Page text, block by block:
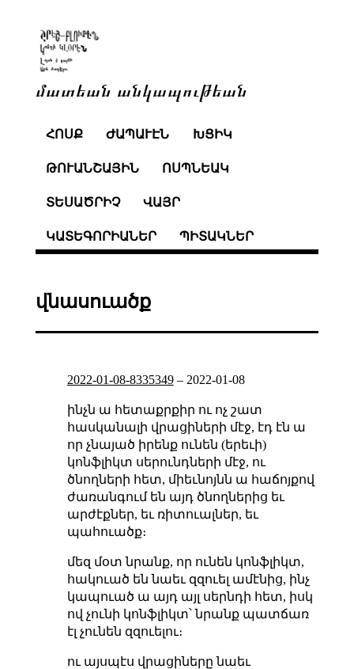
մատեան անկապութեան
ՀՈՍՔ ԺԱՊԱՒԷՆ ԽՑԻԿ
ԹՈՒԱՆՇԱՅԻՆ ՈՍՊՆԵԱԿ
ՏԵՍԱԾՐԻՉ ՎԱՅՐ
ԿԱՏԵԳՈՐԻԱՆԵՐ ՊԻՏԱԿՆԵՐ
վնասուածք
2022-01-08-8335349– 2022-01-08
ինչն ա հետաքրքիր ու ոչ շատ
հասկանալի վրացիների մէջ, էդ էն ա
որ չնայած իրենք ունեն (երեւի)
կոնֆլիկտ սերունդների մէջ, ու
ծնողների հետ, միեւնոյնն ա հաճոյքով
ժառանգում են այդ ծնողներից եւ
արժէքներ, եւ ռիտուալներ, եւ
պահուածք։
մեզ մօտ նրանք, որ ունեն կոնֆլիկտ,
հակուած են նաեւ զզուել ամէնից, ինչ
կապուած ա այդ այլ սերնդի հետ, իսկ
ով չունի կոնֆլիկտ՝ նրանք պատճառ
էլ չունեն զզուելու։
ու այսպէս վրացիները նաեւ